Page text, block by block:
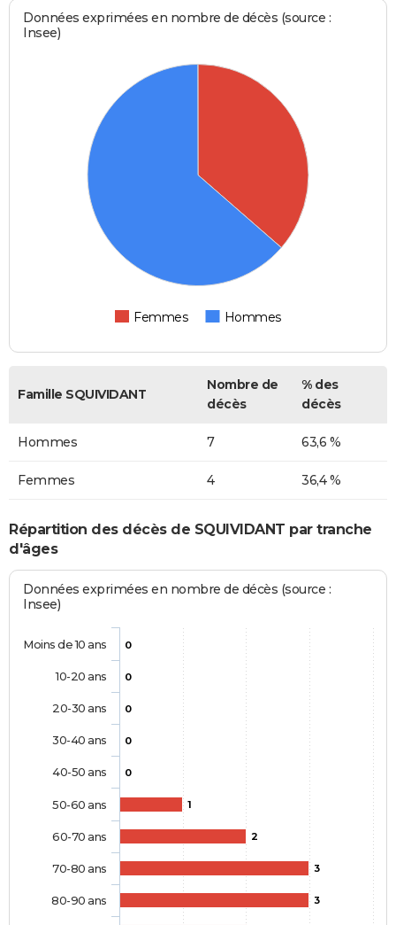
Données exprimées en nombre de décès (source :
Insee)
Femmes Hommes
Famille SQUIVIDANT
Nombre de
décès
% des
décès
Hommes 7 63,6 %
Femmes 4 36,4 %
Répartition des décès de SQUIVIDANT par tranche
d'âges
Données exprimées en nombre de décès (source :
Insee)
0
0
0
0
0
1
2
3
3
Moins de 10 ans
10-20 ans
20-30 ans
30-40 ans
40-50 ans
50-60 ans
60-70 ans
70-80 ans
80-90 ans